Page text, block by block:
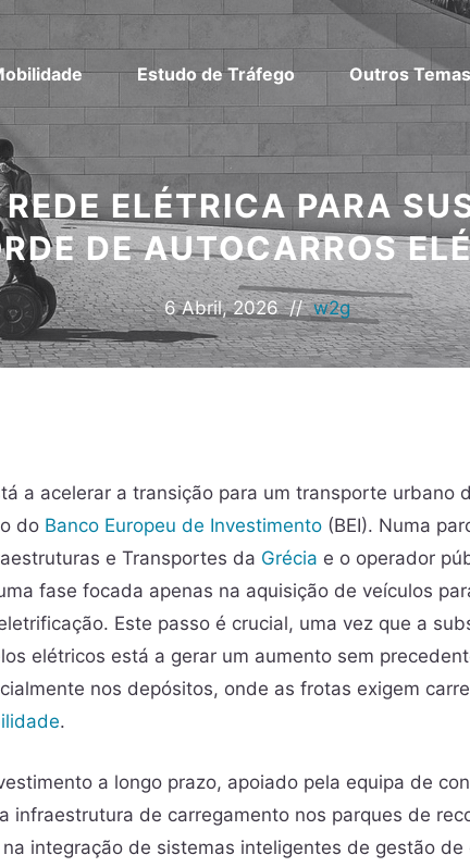
Estudo de Tráfego Outros Temas
ELÉTRICA PARA
DE AUTOCARROS
6 Abril, 2026 // w2g
a acelerar a transição para um transporte urbano
do Banco Europeu de Investimento (BEI). Numa
e Transportes da Grécia e o operador
fase focada apenas na aquisição de veículos
Este passo é crucial, uma vez que a
elétricos está a gerar um aumento sem
nos depósitos, onde as frotas exigem
.
a longo prazo, apoiado pela equipa de
infraestrutura de carregamento nos parques de
integração de sistemas inteligentes de gestão de